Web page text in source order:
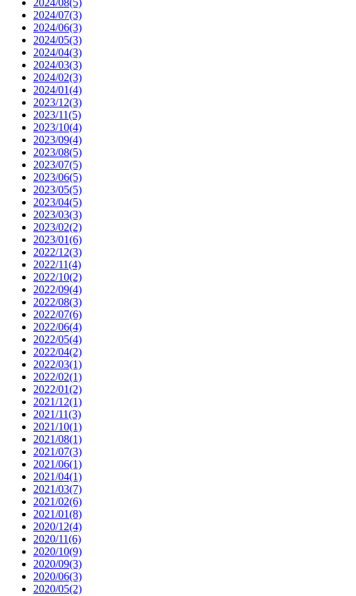
2024/08(5)
2024/07(3)
2024/06(3)
2024/05(3)
2024/04(3)
2024/03(3)
2024/02(3)
2024/01(4)
2023/12(3)
2023/11(5)
2023/10(4)
2023/09(4)
2023/08(5)
2023/07(5)
2023/06(5)
2023/05(5)
2023/04(5)
2023/03(3)
2023/02(2)
2023/01(6)
2022/12(3)
2022/11(4)
2022/10(2)
2022/09(4)
2022/08(3)
2022/07(6)
2022/06(4)
2022/05(4)
2022/04(2)
2022/03(1)
2022/02(1)
2022/01(2)
2021/12(1)
2021/11(3)
2021/10(1)
2021/08(1)
2021/07(3)
2021/06(1)
2021/04(1)
2021/03(7)
2021/02(6)
2021/01(8)
2020/12(4)
2020/11(6)
2020/10(9)
2020/09(3)
2020/06(3)
2020/05(2)